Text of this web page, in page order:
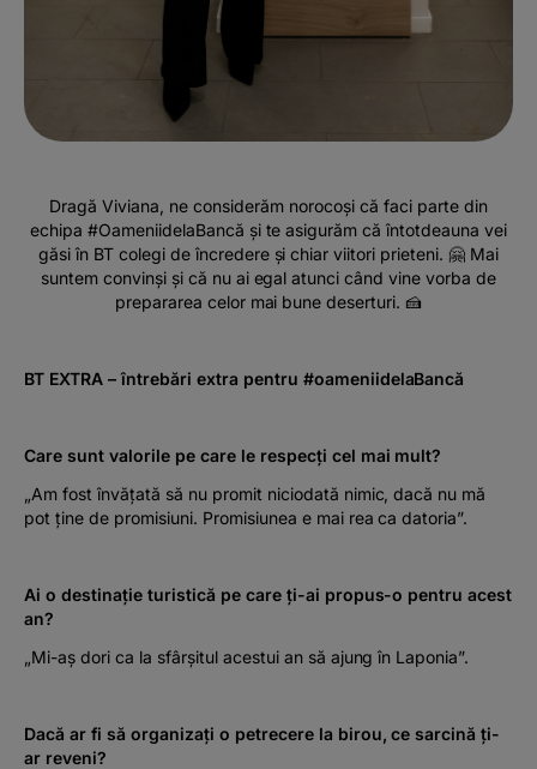
Dragă Viviana, ne considerăm norocoși că faci parte din
echipa #OameniidelaBancă și te asigurăm că întotdeauna vei
găsi în BT colegi de încredere și chiar viitori prieteni. 🤗 Mai
suntem convinși și că nu ai egal atunci când vine vorba de
prepararea celor mai bune deserturi. 🍰
BT EXTRA – întrebări extra pentru #oameniidelaBancă
Care sunt valorile pe care le respecți cel mai mult?
„Am fost învățată să nu promit niciodată nimic, dacă nu mă
pot ține de promisiuni. Promisiunea e mai rea ca datoria”.
Ai o destinație turistică pe care ți-ai propus-o pentru acest
an?
„Mi-aș dori ca la sfârșitul acestui an să ajung în Laponia”.
Dacă ar fi să organizați o petrecere la birou, ce sarcină ți-
ar reveni?